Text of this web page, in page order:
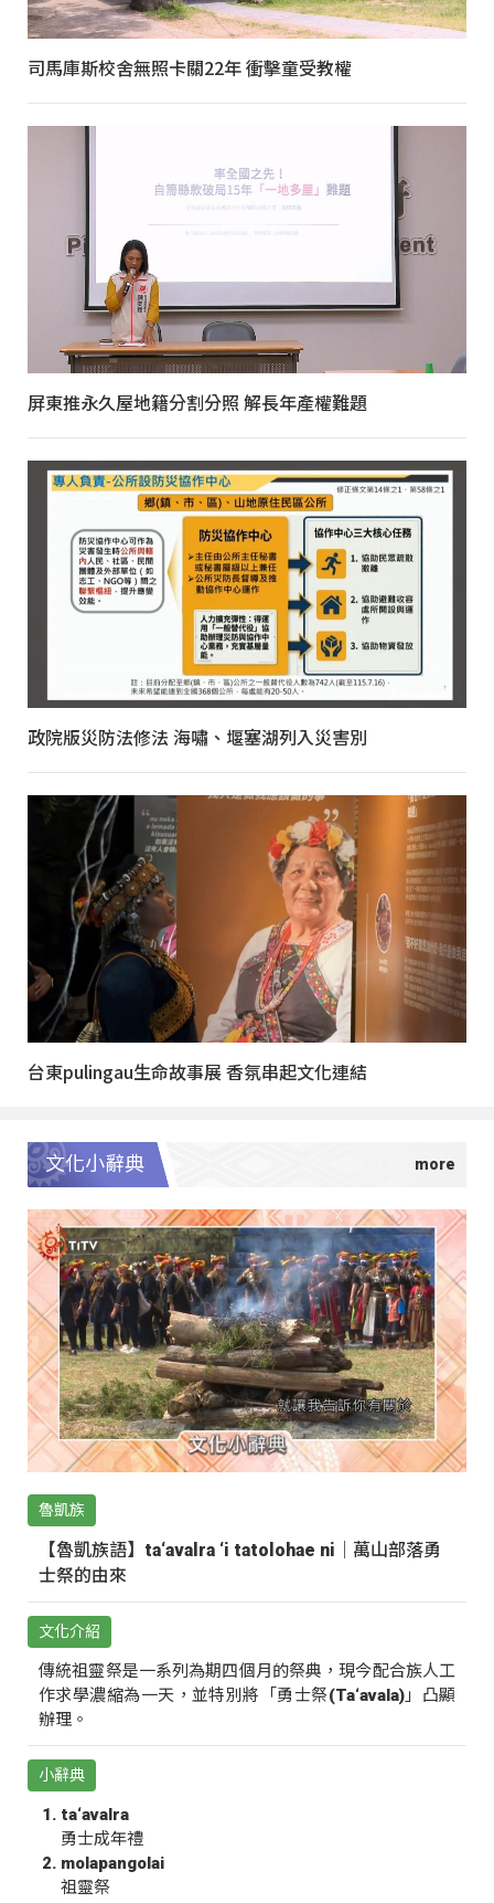
司馬庫斯校舍無照卡關22年 衝擊童受教權
屏東推永久屋地籍分割分照 解長年產權難題
政院版災防法修法 海嘯、堰塞湖列入災害別
台東pulingau生命故事展 香氛串起文化連結
文化小辭典
魯凱族
【魯凱族語】ta‘avalra ‘i tatolohae ni｜萬山部落勇
士祭的由來
文化介紹
傳統祖靈祭是一系列為期四個月的祭典，現今配合族人工
作求學濃縮為一天，並特別將「勇士祭(Ta‘avala)」凸顯
辦理。
小辭典
ta‘avalra
勇士成年禮
molapangolai
祖靈祭